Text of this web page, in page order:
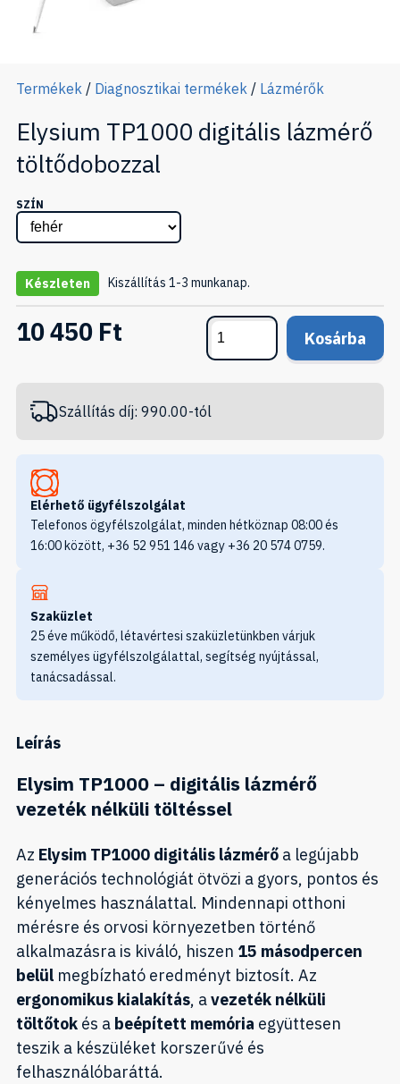
Termékek / Diagnosztikai termékek / Lázmérők
Elysium TP1000 digitális lázmérő
töltődobozzal
SZÍN
Készleten Kiszállítás 1-3 munkanap.
10 450 Ft Kosárba
Szállítás díj: 990.00-tól
Elérhető ügyfélszolgálat
Telefonos ögyfélszolgálat, minden hétköznap 08:00 és
16:00 között, +36 52 951 146 vagy +36 20 574 0759.
Szaküzlet
25 éve működő, létavértesi szaküzletünkben várjuk
személyes ügyfélszolgálattal, segítség nyújtással,
tanácsadással.
Leírás
Elysim TP1000 – digitális lázmérő
vezeték nélküli töltéssel
Az Elysim TP1000 digitális lázmérő a legújabb
generációs technológiát ötvözi a gyors, pontos és
kényelmes használattal. Mindennapi otthoni
mérésre és orvosi környezetben történő
alkalmazásra is kiváló, hiszen 15 másodpercen
belül megbízható eredményt biztosít. Az
ergonomikus kialakítás, avezeték nélküli
töltőtok és a beépített memória együttesen
teszik a készüléket korszerűvé és
felhasználóbaráttá.